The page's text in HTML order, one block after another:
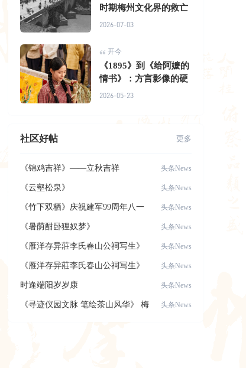
时期梅州文化界的救亡
2026-07-03
开今
《1895》到《给阿嬷的
情书》：方言影像的硬
2026-05-23
社区好帖 更多
头条News
《锦鸡吉祥》——立秋吉祥
头条News
《云壑松泉》
头条News
《竹下双栖》庆祝建军99周年八一
建军节，致
头条News
《暑荫酣卧狸奴梦》
头条News
《雁洋存异莊李氏春山公祠写生》
头条News
《雁洋存异莊李氏春山公祠写生》
头条News
时逢端阳岁岁康
头条News
《寻迹仪园文脉 笔绘茶山风华》 梅